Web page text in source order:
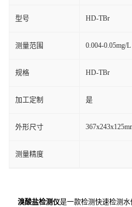
型号 HD-TBr
测量范围 0.004-0.05mg/L
规格 HD-TBr
加工定制 是
外形尺寸
测量精度
溴酸盐检测仪是一款检测快速检测